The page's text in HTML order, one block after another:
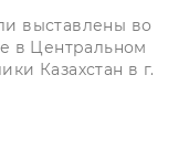
выставлены во
в Центральном
Казахстан в г.